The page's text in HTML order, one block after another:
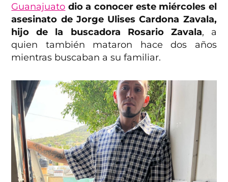
Guanajuato dio a conocer este miércoles el
asesinato de Jorge Ulises Cardona Zavala,
hijo de la buscadora Rosario Zavala, a
quien también mataron hace dos años
mientras buscaban a su familiar.